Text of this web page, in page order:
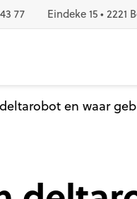
77 Eindeke 15 • 2221
en waar